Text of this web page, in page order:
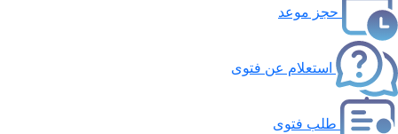
حجز موعد
استعلام عن فتوى
طلب فتوى